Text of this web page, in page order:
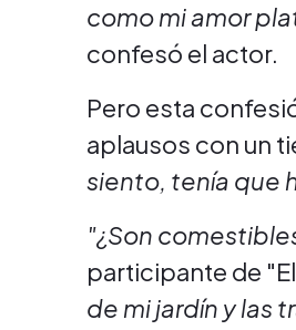
como mi amor
confesó el actor.
Pero esta
aplausos con un
siento, tenía que
"¿Son
participante de
de mi jardín y las